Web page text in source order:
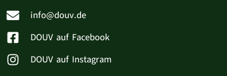
info@douv.de
DOUV auf Facebook
DOUV auf Instagram